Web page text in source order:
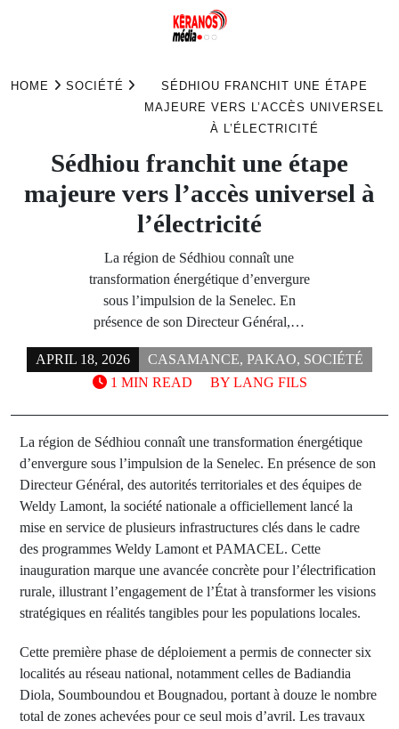
HOME SOCIÉTÉ
SÉDHIOU FRANCHIT UNE ÉTAPE
MAJEURE VERS L’ACCÈS UNIVERSEL
À L’ÉLECTRICITÉ
Sédhiou franchit une étape
majeure vers l’accès universel à
l’électricité
La région de Sédhiou connaît une
transformation énergétique d’envergure
sous l’impulsion de la Senelec. En
présence de son Directeur Général,…
APRIL 18, 2026 CASAMANCE, PAKAO, SOCIÉTÉ
BY LANG FILS
1 MIN READ
La région de Sédhiou connaît une transformation énergétique
d’envergure sous l’impulsion de la Senelec. En présence de son
Directeur Général, des autorités territoriales et des équipes de
Weldy Lamont, la société nationale a officiellement lancé la
mise en service de plusieurs infrastructures clés dans le cadre
des programmes Weldy Lamont et PAMACEL. Cette
inauguration marque une avancée concrète pour l’électrification
rurale, illustrant l’engagement de l’État à transformer les visions
stratégiques en réalités tangibles pour les populations locales.
Cette première phase de déploiement a permis de connecter six
localités au réseau national, notamment celles de Badiandia
Diola, Soumboundou et Bougnadou, portant à douze le nombre
total de zones achevées pour ce seul mois d’avril. Les travaux